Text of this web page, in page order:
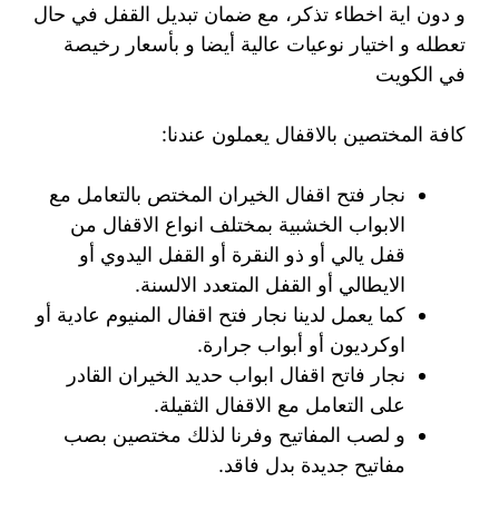
و دون اية اخطاء تذكر، مع ضمان تبديل القفل في حال
تعطله و اختيار نوعيات عالية أيضا و بأسعار رخيصة
في الكويت
كافة المختصين بالاقفال يعملون عندنا:
نجار فتح اقفال الخيران المختص بالتعامل مع
الابواب الخشبية بمختلف انواع الاقفال من
قفل يالي أو ذو النقرة أو القفل اليدوي أو
الايطالي أو القفل المتعدد الالسنة.
كما يعمل لدينا نجار فتح اقفال المنيوم عادية أو
اوكرديون أو أبواب جرارة.
نجار فاتح اقفال ابواب حديد الخيران القادر
على التعامل مع الاقفال الثقيلة.
و لصب المفاتيح وفرنا لذلك مختصين بصب
مفاتيح جديدة بدل فاقد.